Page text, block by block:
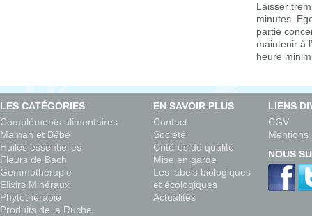
Laisser
minutes.
partie
maintenir à
heure
LES CATÉGORIES
Compléments alimentaires
Maman et Bébé
Huiles essentielles
Fleurs de Bach
Gemmothérapie
Elixirs Minéraux
Phytothérapie
Produits de la Ruche
EN SAVOIR PLUS
Contact
Société
Critères de qualité
Mise en garde
Les labels biologiques
et écologiques
Actualités
LIENS
CGV
Mentions
NOUS